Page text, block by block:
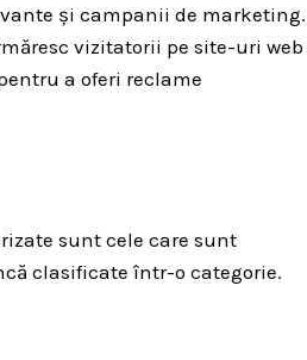
și campanii de marketing.
vizitatorii pe site-uri web
a oferi reclame
sunt cele care sunt
clasificate într-o categorie.